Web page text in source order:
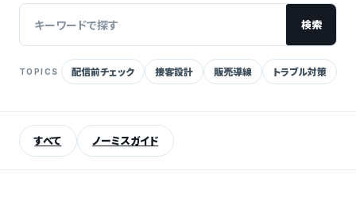
事
検索
TOPICS 配信前チェック 接客設計 販売導線 トラブル対策
すべて ノーミスガイド